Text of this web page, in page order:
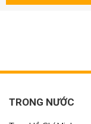
TRONG NƯỚC